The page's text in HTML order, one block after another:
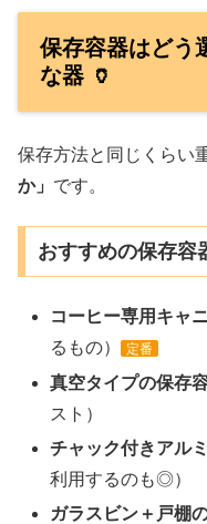
保存容器はどう
な器 🏺
保存方法と同じくらい
か」 です。
おすすめの保存容
コーヒー専用キャ
るもの） 定番
真空タイプの保存
スト）
チャック付きアル
利用するのも◎）
ガラスビン＋戸棚